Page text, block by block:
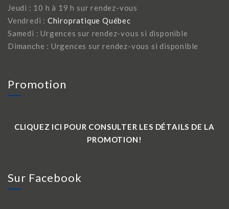
Jeudi : 10 h à 19 h sur rendez-vous
Vendredi : Chiropratique Québec
Samedi : Urgences sur rendez-vous si disponible
Dimanche : Urgences sur rendez-vous si disponible
Promotion
CLIQUEZ ICI POUR CONSULTER LES DÉTAILS DE LA
PROMOTION!
Sur Facebook